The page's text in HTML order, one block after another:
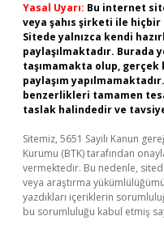
Yasal Uyarı: Bu internet
veya şahıs şirketi ile hiçbir
Sitede yalnızca kendi
paylaşılmaktadır.
taşımamakta olup,
paylaşım
benzerlikleri tamamen
taslak halindedir ve
Sitemiz, 5651 Sayılı Kanun
Kurumu (BTK) tarafından
vermektedir. Bu nedenle,
veya araştırma
yazdıkları içeriklerin
bu sorumluluğu kabul etmiş